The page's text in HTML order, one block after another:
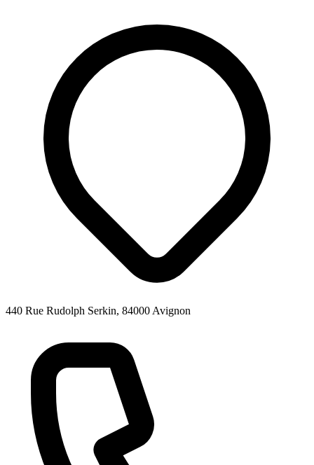
440 Rue Rudolph Serkin, 84000 Avignon